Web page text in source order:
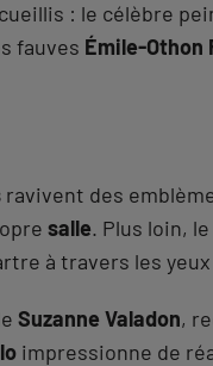
: le célèbre
fauves Émile-Othon
ravivent des
salle. Plus loin, le
à travers les yeux
Suzanne Valadon,
impressionne de